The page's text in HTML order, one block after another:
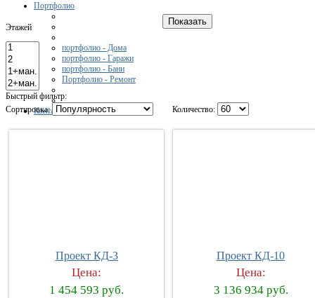
Портфолио
портфолио - Дома
портфолио - Гаражи
портфолио - Бани
Портфолио - Ремонт
Контакты
Этажей
Быстрый фильтр:
Сортировка:
Количество:
Проект КД-3
Цена:
1 454 593 руб.
Проект КД-10
Цена:
3 136 934 руб.